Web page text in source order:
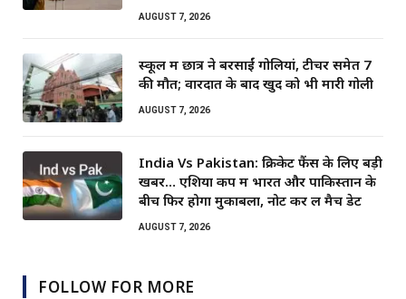
AUGUST 7, 2026
स्कूल में छात्र ने बरसाईं गोलियां, टीचर समेत 7
की मौत; वारदात के बाद खुद को भी मारी गोली
AUGUST 7, 2026
India Vs Pakistan: क्रिकेट फैंस के लिए बड़ी
खबर… एशिया कप में भारत और पाकिस्तान के
बीच फिर होगा मुकाबला, नोट कर लें मैच डेट
AUGUST 7, 2026
FOLLOW FOR MORE